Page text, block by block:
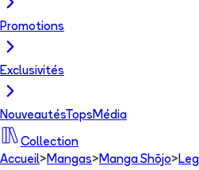
Promotions
Exclusivités
NouveautésTops Média
Collection
Accueil> Mangas> Manga Shōjo>